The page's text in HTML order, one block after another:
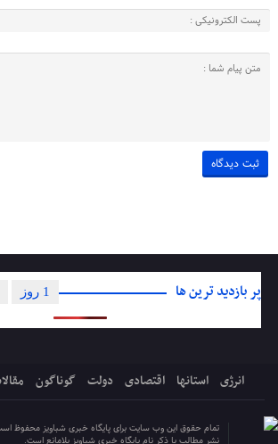
پر بازدید ترین ها 1 روز
انرژی استانها اقتصادی دولت گوناگون
تمام حقوق این وب سایت برای پایگاه خبری شباویز محفوظ